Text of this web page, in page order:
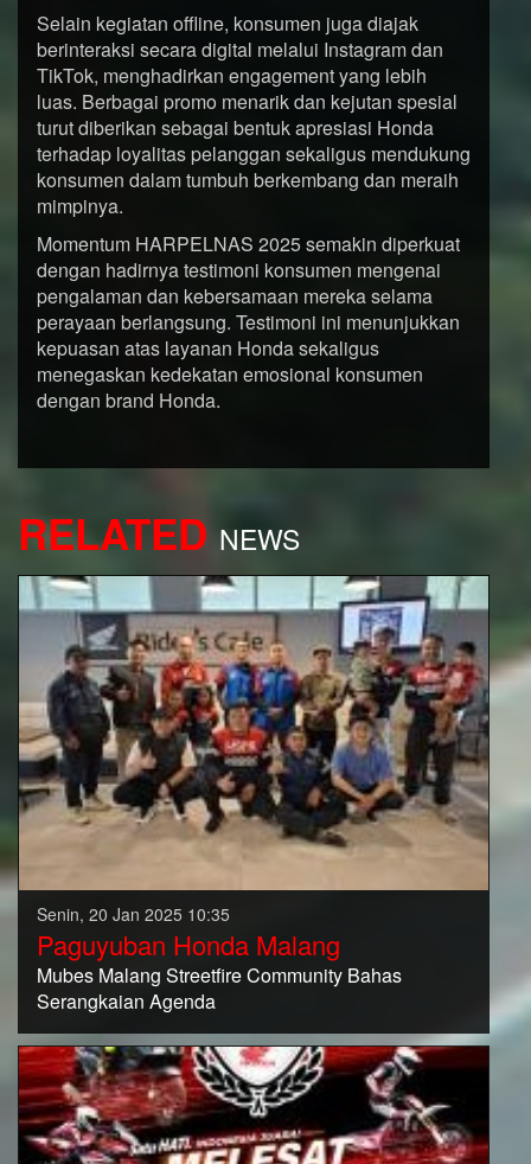
Selain kegiatan offline, konsumen juga diajak
berinteraksi secara digital melalui Instagram dan
TikTok, menghadirkan engagement yang lebih
luas. Berbagai promo menarik dan kejutan spesial
turut diberikan sebagai bentuk apresiasi Honda
terhadap loyalitas pelanggan sekaligus mendukung
konsumen dalam tumbuh berkembang dan meraih
mimpinya.
Momentum HARPELNAS 2025 semakin diperkuat
dengan hadirnya testimoni konsumen mengenai
pengalaman dan kebersamaan mereka selama
perayaan berlangsung. Testimoni ini menunjukkan
kepuasan atas layanan Honda sekaligus
menegaskan kedekatan emosional konsumen
dengan brand Honda.
RELATED NEWS
Senin, 20 Jan 2025 10:35
Paguyuban Honda Malang
Mubes Malang Streetfire Community Bahas
Serangkaian Agenda